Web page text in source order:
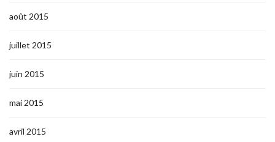
août 2015
juillet 2015
juin 2015
mai 2015
avril 2015